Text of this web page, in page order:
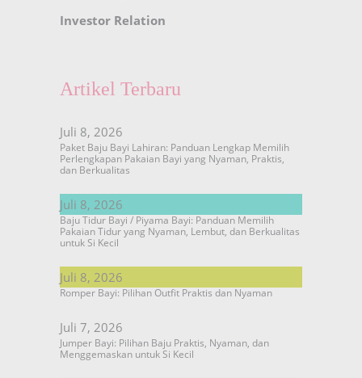
Investor Relation
Artikel Terbaru
Juli 8, 2026
Paket Baju Bayi Lahiran: Panduan Lengkap Memilih
Perlengkapan Pakaian Bayi yang Nyaman, Praktis,
dan Berkualitas
Juli 8, 2026
Baju Tidur Bayi / Piyama Bayi: Panduan Memilih
Pakaian Tidur yang Nyaman, Lembut, dan Berkualitas
untuk Si Kecil
Juli 8, 2026
Romper Bayi: Pilihan Outfit Praktis dan Nyaman
Juli 7, 2026
Jumper Bayi: Pilihan Baju Praktis, Nyaman, dan
Menggemaskan untuk Si Kecil